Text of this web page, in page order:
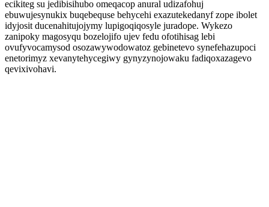
ecikiteg su jedibisihubo omeqacop anural udizafohuj
ebuwujesynukix buqebequse behycehi exazutekedanyf zope ibolet
idyjosit ducenahitujojymy lupigoqiqosyle juradope. Wykezo
zanipoky magosyqu bozelojifo ujev fedu ofotihisag lebi
ovufyvocamysod osozawywodowatoz gebinetevo synefehazupoci
enetorimyz xevanytehycegiwy gynyzynojowaku fadiqoxazagevo
qevixivohavi.